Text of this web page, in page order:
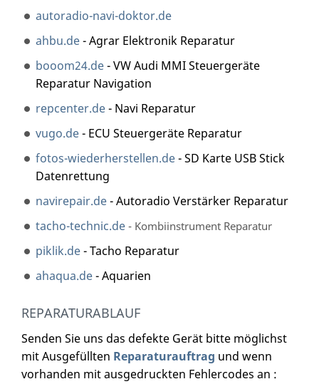
autoradio-navi-doktor.de
ahbu.de- Agrar Elektronik Reparatur
booom24.de- VW Audi MMI Steuergeräte
Reparatur Navigation
repcenter.de- Navi Reparatur
vugo.de- ECU Steuergeräte Reparatur
fotos-wiederherstellen.de- SD Karte USB Stick
Datenrettung
navirepair.de- Autoradio Verstärker Reparatur
tacho-technic.de - Kombiinstrument Reparatur
piklik.de- Tacho Reparatur
ahaqua.de- Aquarien
REPARATURABLAUF
Senden Sie uns das defekte Gerät bitte möglichst
mit Ausgefüllten Reparaturauftrag und wenn
vorhanden mit ausgedruckten Fehlercodes an :